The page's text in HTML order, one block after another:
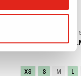
Výpredaj
SHIRO ENDURO
XS S M L